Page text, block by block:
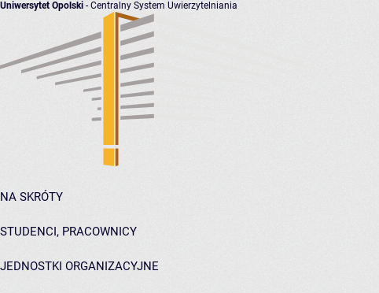
Uniwersytet Opolski - Centralny System Uwierzytelniania
NA SKRÓTY
STUDENCI, PRACOWNICY
JEDNOSTKI ORGANIZACYJNE